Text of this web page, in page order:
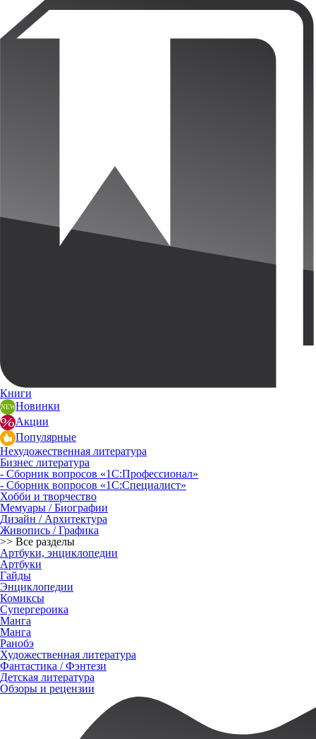
Книги
Новинки
Акции
Популярные
Нехудожественная литература
Бизнес литература
- Сборник вопросов «1С:Профессионал»
- Сборник вопросов «1С:Специалист»
Хобби и творчество
Мемуары / Биографии
Дизайн / Архитектура
Живопись / Графика
>> Все разделы
Артбуки, энциклопедии
Артбуки
Гайды
Энциклопедии
Комиксы
Супергероика
Манга
Манга
Ранобэ
Художественная литература
Фантастика / Фэнтези
Детская литература
Обзоры и рецензии